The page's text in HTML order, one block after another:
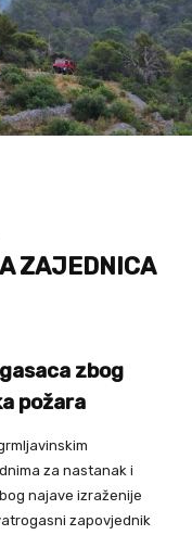
ZAJEDNICA
zbog
požara
za nastanak i
najave izraženije
zapovjednik